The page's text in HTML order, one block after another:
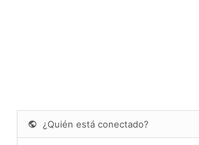
¿Quién está conectado?